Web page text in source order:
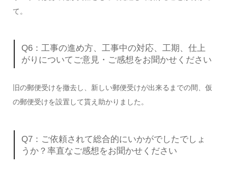
て。
Q6：工事の進め方、工事中の対応、工期、仕上
がりについてご意見・ご感想をお聞かせください
旧の郵便受けを撤去し、新しい郵便受けが出来るまでの間、仮
の郵便受けを設置して貰え助かりました。
Q7：ご依頼されて総合的にいかがでしたでしょ
うか？率直なご感想をお聞かせください